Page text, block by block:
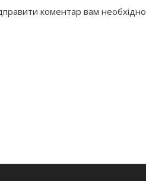
коментар вам необхідно